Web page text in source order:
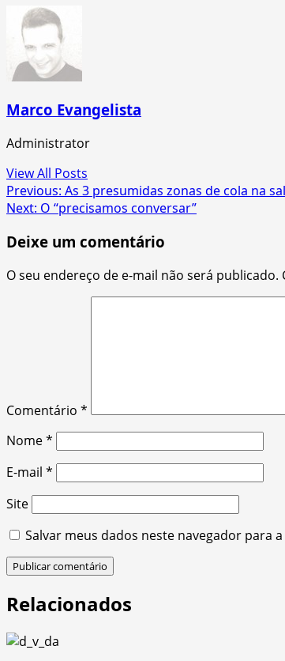
Marco Evangelista
Administrator
View All Posts
Post
navigation
Previous: As 3 presumidas zonas de cola na
Next: O “precisamos conversar”
Deixe um comentário
O seu endereço de e-mail não será publicado.
Comentário *
Nome*
E-mail *
Site
Salvar meus dados neste navegador para
Relacionados